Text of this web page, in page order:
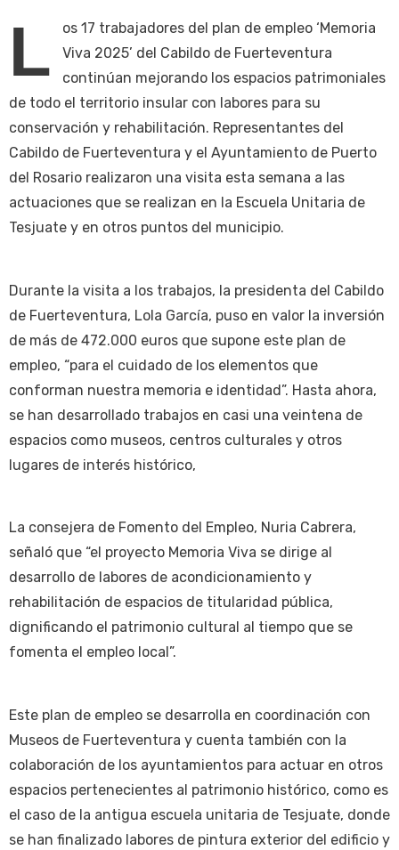
L
os 17 trabajadores del plan de empleo ‘Memoria
Viva 2025’ del Cabildo de Fuerteventura
continúan mejorando los espacios patrimoniales
de todo el territorio insular con labores para su
conservación y rehabilitación. Representantes del
Cabildo de Fuerteventura y el Ayuntamiento de Puerto
del Rosario realizaron una visita esta semana a las
actuaciones que se realizan en la Escuela Unitaria de
Tesjuate y en otros puntos del municipio.
Durante la visita a los trabajos, la presidenta del Cabildo
de Fuerteventura, Lola García, puso en valor la inversión
de más de 472.000 euros que supone este plan de
empleo, “para el cuidado de los elementos que
conforman nuestra memoria e identidad”. Hasta ahora,
se han desarrollado trabajos en casi una veintena de
espacios como museos, centros culturales y otros
lugares de interés histórico,
La consejera de Fomento del Empleo, Nuria Cabrera,
señaló que “el proyecto Memoria Viva se dirige al
desarrollo de labores de acondicionamiento y
rehabilitación de espacios de titularidad pública,
dignificando el patrimonio cultural al tiempo que se
fomenta el empleo local”.
Este plan de empleo se desarrolla en coordinación con
Museos de Fuerteventura y cuenta también con la
colaboración de los ayuntamientos para actuar en otros
espacios pertenecientes al patrimonio histórico, como es
el caso de la antigua escuela unitaria de Tesjuate, donde
se han finalizado labores de pintura exterior del edificio y